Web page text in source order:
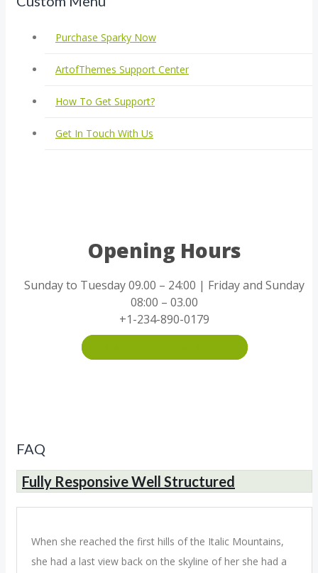
Purchase Sparky Now
ArtofThemes Support Center
How To Get Support?
Get In Touch With Us
Opening Hours
Sunday to Tuesday 09.00 – 24:00 | Friday and Sunday
08:00 – 03.00
+1-234-890-0179
FAQ
Fully Responsive Well Structured
When she reached the first hills of the Italic Mountains,
she had a last view back on the skyline of her she had a